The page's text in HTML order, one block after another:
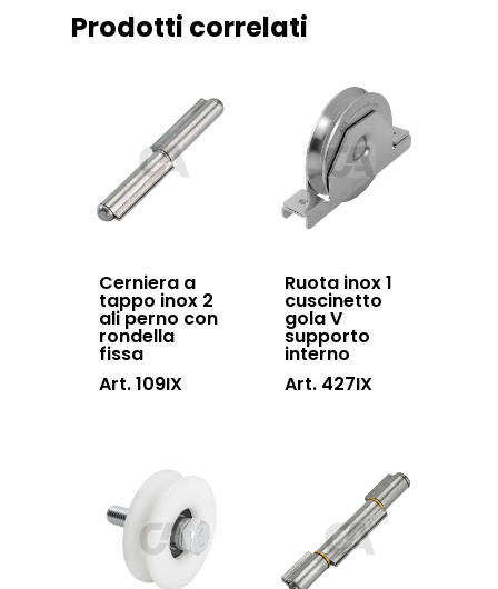
Prodotti correlati
Cerniera a
tappo inox 2
ali perno con
rondella
fissa
Art. 109IX
Ruota inox 1
cuscinetto
gola V
supporto
interno
Art. 427IX
Accessori
sospesi
Swing gates
accessories
Hardware
Inox
Certificazioni
Contatti